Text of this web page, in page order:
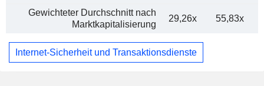
Gewichteter Durchschnitt nach
Marktkapitalisierung
29,26x 55,83x
Internet-Sicherheit und Transaktionsdienste